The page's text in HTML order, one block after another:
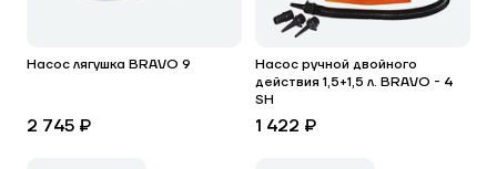
Насос лягушка BRAVO 9
2 745 ₽
Насос ручной двойного
действия 1,5+1,5 л. BRAVO - 4
SH
1 422 ₽